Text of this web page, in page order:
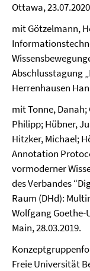
Ottawa,
mit Götzelmann,
Abschlusstagung
Herrenhausen
mit Tonne,
Philipp; Hübner,
Hitzker, Michael;
Annotation
vormoderner
des Verbandes
Raum (DHd):
Wolfgang
Main, 28.03.2019.
Freie Universität